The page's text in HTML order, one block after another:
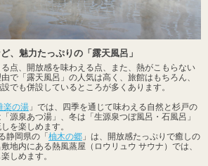
、魅力たっぷりの「露天風呂」
点、開放感を味わえる点、また、熱がこもらない
で「露天風呂」の人気は高く、旅館はもちろん、
でも併設しているところが多くあります。
楽の湯 」では、四季を通じて味わえる自然と杉戸の
源泉あつ湯」、冬は「生源泉つぼ風呂・石風呂」
を楽しめます。
静岡県の「柚木の郷 」は、開放感たっぷりで癒しの
地内にある熱風蒸屋（ロウリュウ サウナ）では、
しめます。